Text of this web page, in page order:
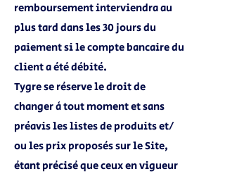
remboursement interviendra au
plus tard dans les 30 jours du
paiement si le compte bancaire du
client a été débité.
Tygre se réserve le droit de
changer à tout moment et sans
préavis les listes de produits et/
ou les prix proposés sur le Site,
étant précisé que ceux en vigueur